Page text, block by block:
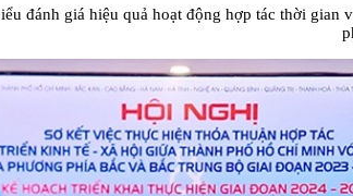
đánh giá hiệu quả hoạt động hợp tác thời